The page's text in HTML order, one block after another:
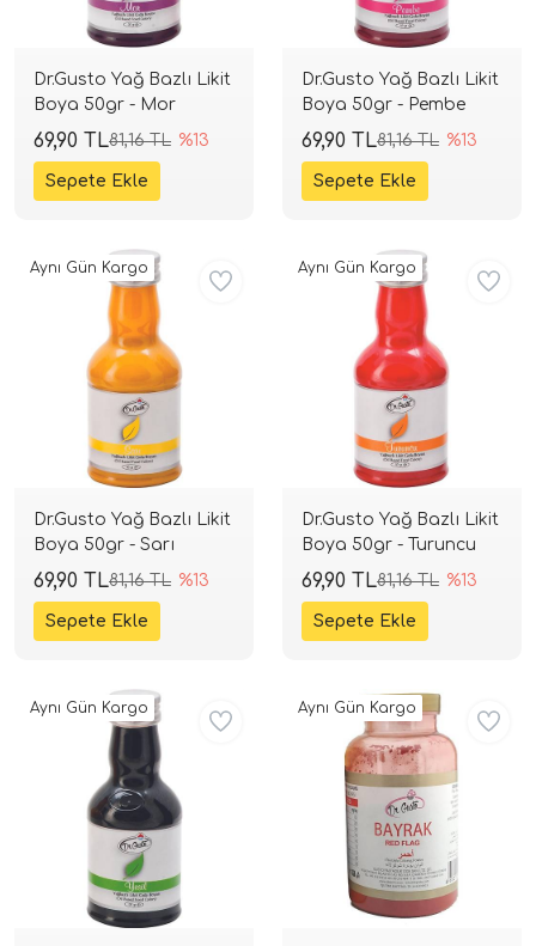
Dr.Gusto Yağ Bazlı Likit
Boya 50gr - Mor
81,16 TL %13
69,90 TL
Dr.Gusto Yağ Bazlı Likit
Boya 50gr - Pembe
81,16 TL %13
69,90 TL
Dr.Gusto Yağ Bazlı Likit
Boya 50gr - Sarı
81,16 TL %13
69,90 TL
Aynı Gün Kargo
Dr.Gusto Yağ Bazlı Likit
Boya 50gr - Turuncu
81,16 TL %13
69,90 TL
Aynı Gün Kargo
Aynı Gün Kargo Aynı Gün Kargo